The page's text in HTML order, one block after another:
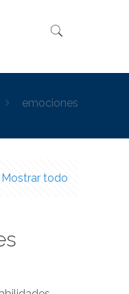
emociones
Mostrar todo